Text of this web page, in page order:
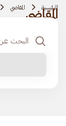
الرئيسية المقاضي
المقاضي